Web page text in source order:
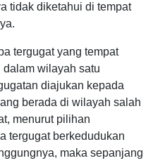
tidak diketahui di tempat
tergugat yang tempat
wilayah satu
diajukan kepada
berada di wilayah salah
menurut pilihan
tergugat berkedudukan
maka sepanjang